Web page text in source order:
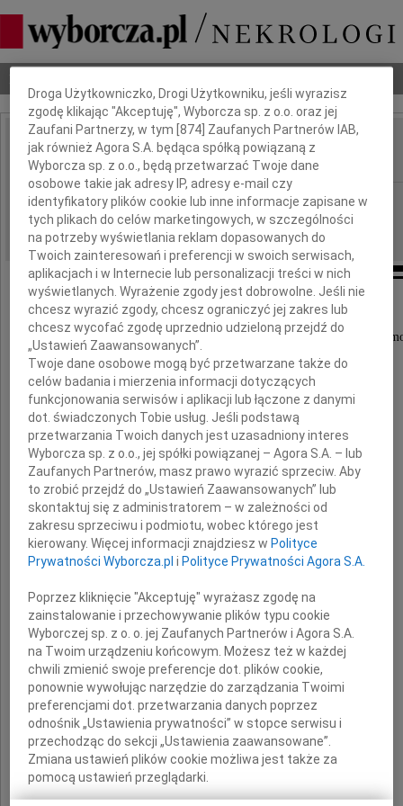
IMIĘ I NAZWISKO: Stanisława Sowa
REGION: Bydgoszcz
DATA EMISJI: 17.12.2021
Z głębokim smutkiem i żalem
Z głębokim żalem i smutkiem przyjęliśmy
że 14 grudnia 2021 roku zmarła
Stanisława Sowa
współzałożycielka Cukierni Sowa,
nestorka rodu bydgoskich cukierników.
Wyrazy głębokiego współczucia
Rodzinie i Bliskim
składają
dyrekcja i pracownicy
agencji marketingowej Grupa TENSE
Dbamy o Twoją prywatność
Droga Użytkowniczko, Drogi Użytkowniku, jeśli wyrazisz
zgodę klikając "Akceptuję", Wyborcza sp. z o.o. oraz jej
Zaufani Partnerzy, w tym [874 ] Zaufanych Partnerów IAB,
jak również Agora S.A. będąca spółką powiązaną z
Wyborcza sp. z o.o., będą przetwarzać Twoje dane
osobowe takie jak adresy IP, adresy e-mail czy
identyfikatory plików cookie lub inne informacje zapisane w
tych plikach do celów marketingowych, w szczególności
na potrzeby wyświetlania reklam dopasowanych do
Twoich zainteresowań i preferencji w swoich serwisach,
aplikacjach i w Internecie lub personalizacji treści w nich
wyświetlanych. Wyrażenie zgody jest dobrowolne. Jeśli nie
chcesz wyrazić zgody, chcesz ograniczyć jej zakres lub
chcesz wycofać zgodę uprzednio udzieloną przejdź do
„Ustawień Zaawansowanych”.
Twoje dane osobowe mogą być przetwarzane także do
celów badania i mierzenia informacji dotyczących
funkcjonowania serwisów i aplikacji lub łączone z danymi
dot. świadczonych Tobie usług. Jeśli podstawą
przetwarzania Twoich danych jest uzasadniony interes
Wyborcza sp. z o.o., jej spółki powiązanej – Agora S.A. – lub
Zaufanych Partnerów, masz prawo wyrazić sprzeciw. Aby
to zrobić przejdź do „Ustawień Zaawansowanych” lub
skontaktuj się z administratorem – w zależności od
zakresu sprzeciwu i podmiotu, wobec którego jest
kierowany. Więcej informacji znajdziesz w Polityce
Prywatności Wyborcza.pl i Polityce Prywatności Agora S.A.
Poprzez kliknięcie "Akceptuję" wyrażasz zgodę na
zainstalowanie i przechowywanie plików typu cookie
Wyborczej sp. z o. o. jej Zaufanych Partnerów i Agora S.A.
na Twoim urządzeniu końcowym. Możesz też w każdej
chwili zmienić swoje preferencje dot. plików cookie,
ponownie wywołując narzędzie do zarządzania Twoimi
preferencjami dot. przetwarzania danych poprzez
odnośnik „Ustawienia prywatności” w stopce serwisu i
przechodząc do sekcji „Ustawienia zaawansowane”.
Zmiana ustawień plików cookie możliwa jest także za
pomocą ustawień przeglądarki.